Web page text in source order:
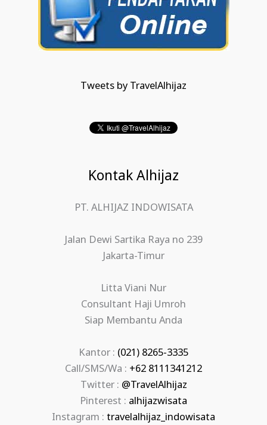
Tweets by TravelAlhijaz
Kontak Alhijaz
PT. ALHIJAZ INDOWISATA
Jalan Dewi Sartika Raya no 239
Jakarta-Timur
Litta Viani Nur
Consultant Haji Umroh
Siap Membantu Anda
Kantor : (021) 8265-3335
Call/SMS/Wa : +62 8111341212
Twitter : @TravelAlhijaz
Pinterest : alhijazwisata
Instagram : travelalhijaz_indowisata